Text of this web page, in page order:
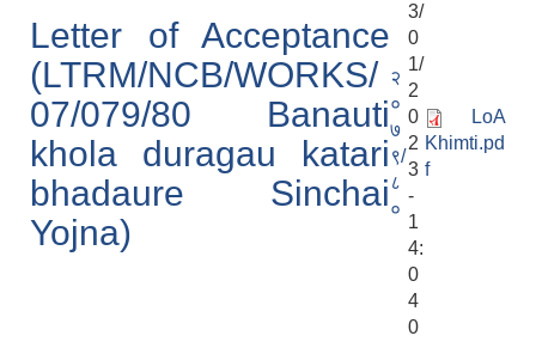
Letter of Acceptance
(LTRM/NCB/WORKS/
07/079/80 Banauti
khola duragau katari
bhadaure Sinchai
Yojna)
२
०
७
९/
८
०
3/
0
1/
2
0
2
3
-
1
4:
0
4
LoA
Khimti.pd
f
0